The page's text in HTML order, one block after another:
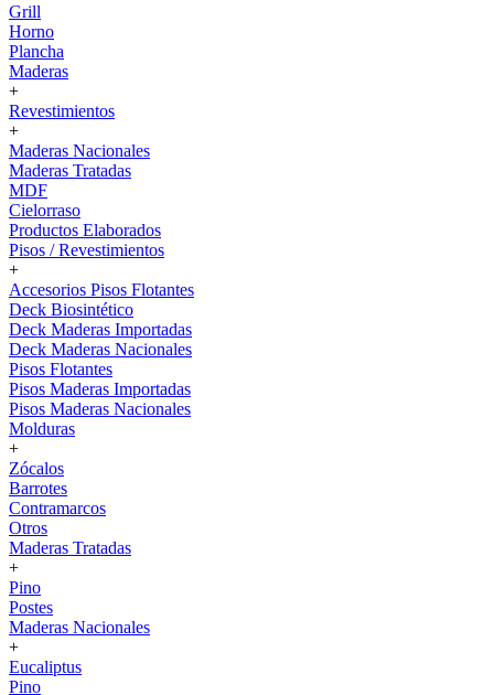
Grill
Horno
Plancha
Maderas
+
Revestimientos
+
Maderas Nacionales
Maderas Tratadas
MDF
Cielorraso
Productos Elaborados
Pisos / Revestimientos
+
Accesorios Pisos Flotantes
Deck Biosintético
Deck Maderas Importadas
Deck Maderas Nacionales
Pisos Flotantes
Pisos Maderas Importadas
Pisos Maderas Nacionales
Molduras
+
Zócalos
Barrotes
Contramarcos
Otros
Maderas Tratadas
+
Pino
Postes
Maderas Nacionales
+
Eucaliptus
Pino